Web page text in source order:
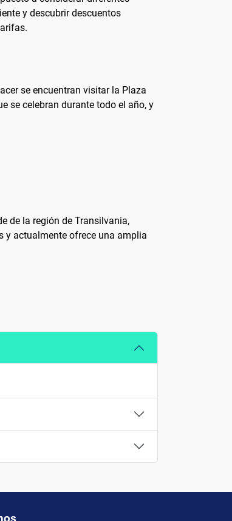
y descubrir descuentos
se encuentran visitar la Plaza
se celebran durante todo el año, y
de la región de Transilvania,
y actualmente ofrece una amplia